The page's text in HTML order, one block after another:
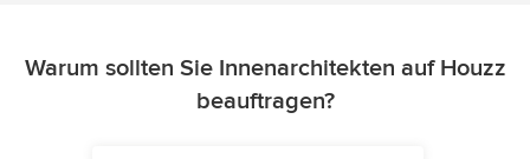
Warum sollten Sie Innenarchitekten auf Houzz
beauftragen?